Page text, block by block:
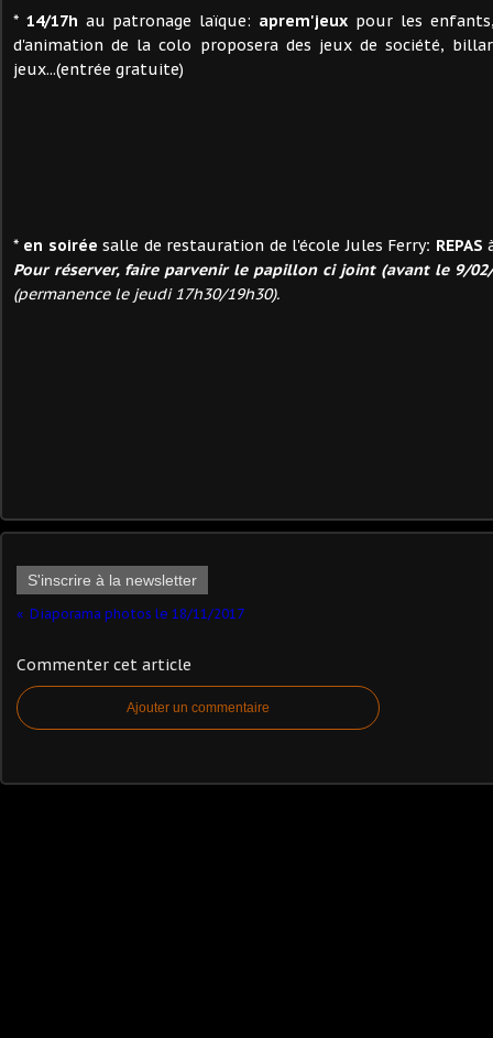
* 14/17h au patronage laïque: aprem'jeux pour les
d'animation de la colo proposera des jeux de société,
jeux...(entrée gratuite)
* en soirée salle de restauration de l'école Jules Ferry: REPAS
Pour réserver, faire parvenir le papillon ci joint (avant le 9/
(permanence le jeudi 17h30/19h30).
S'inscrire à la newsletter
Diaporama photos le 18/11/2017
Commenter cet article
Ajouter un commentaire